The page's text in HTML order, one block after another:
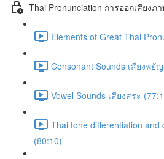
Thai Pronunciation การออกเสียงภ
Elements of Great Thai
Consonant Sounds เสียงพยั
Vowel Sounds เสียงสระ
Thai tone differentiation
(80:10)